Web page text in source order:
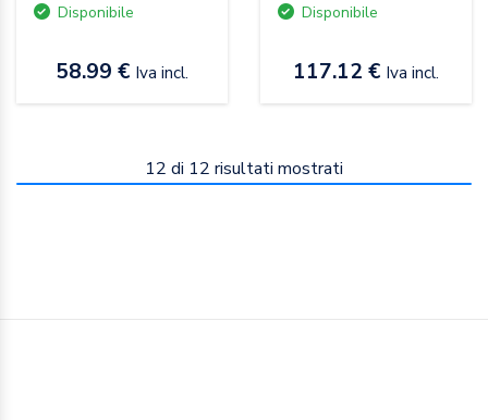
Disponibile
58.99 € Iva incl.
Disponibile
117.12 € Iva incl.
12 di 12 risultati mostrati